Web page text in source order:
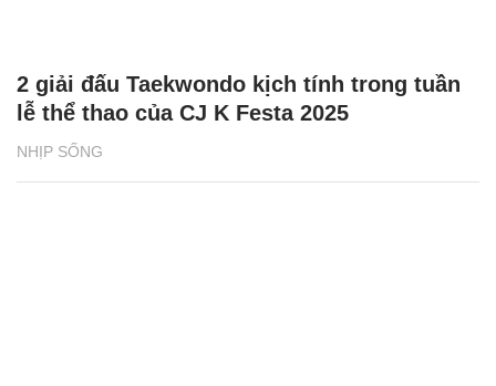
NHỊP SỐNG
2 giải đấu Taekwondo kịch tính trong tuần
lễ thể thao của CJ K Festa 2025